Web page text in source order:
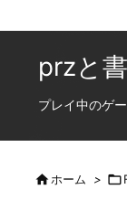
przと
プレイ中のゲ
ホーム > 